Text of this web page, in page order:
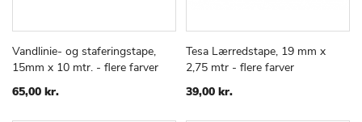
Læg i kurv
TILFØJ
TIL
SAMMENLIGN
Vandlinie- og staferingstape,
15mm x 10 mtr. - flere farver
65,00 kr.
Læg i kurv
TILFØJ
TIL
Tesa Lærredstape, 19 mm x
2,75 mtr - flere farver
39,00 kr.